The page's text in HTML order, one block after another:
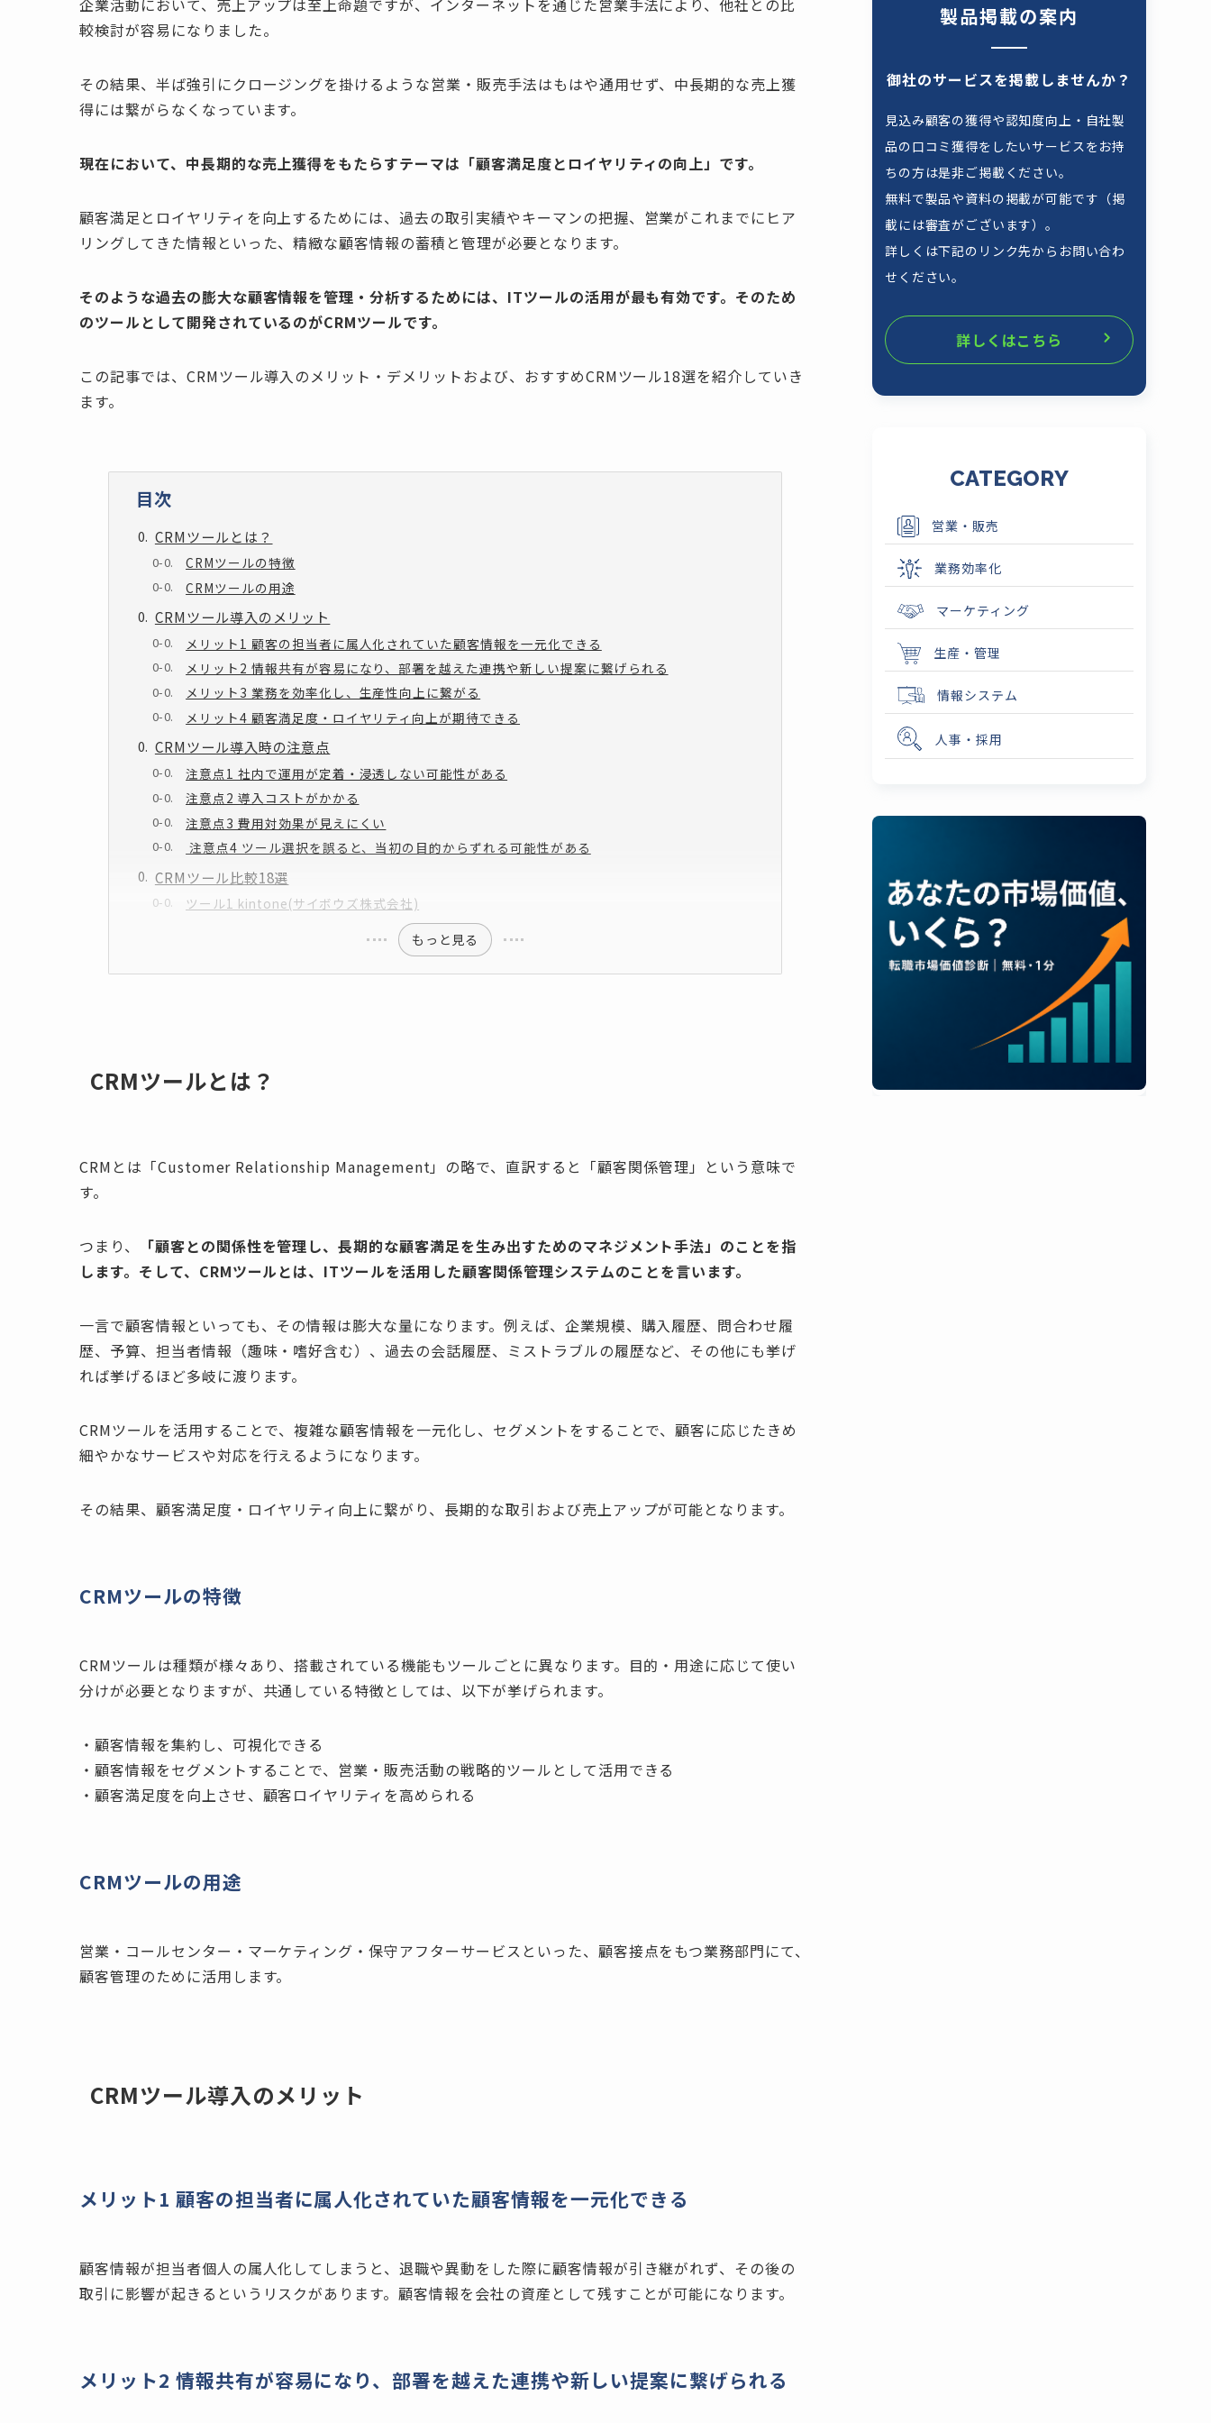
較検討が容易になりました。
その結果、半ば強引にクロージングを掛けるような営業・販売手法はもはや通用せず、中長期的な売上獲
得には繋がらなくなっています。
現在において、中長期的な売上獲得をもたらすテーマは「顧客満足度とロイヤリティの向上」です。
顧客満足とロイヤリティを向上するためには、過去の取引実績やキーマンの把握、営業がこれまでにヒア
リングしてきた情報といった、精緻な顧客情報の蓄積と管理が必要となります。
そのような過去の膨大な顧客情報を管理・分析するためには、ITツールの活用が最も有効です。そのため
のツールとして開発されているのがCRMツールです。
この記事では、CRMツール導入のメリット・デメリットおよび、おすすめCRMツール18選を紹介していき
ます。
目次
CRMツールとは？
CRMツールの特徴
CRMツールの用途
CRMツール導入のメリット
メリット1 顧客の担当者に属人化されていた顧客情報を一元化できる
メリット2 情報共有が容易になり、部署を越えた連携や新しい提案に繋げられる
メリット3 業務を効率化し、生産性向上に繋がる
メリット4 顧客満足度・ロイヤリティ向上が期待できる
CRMツール導入時の注意点
注意点1 社内で運用が定着・浸透しない可能性がある
注意点2 導入コストがかかる
注意点3 費用対効果が見えにくい
注意点4 ツール選択を誤ると、当初の目的からずれる可能性がある
CRMツール比較18選
ツール1 kintone(サイボウズ株式会社)
もっと見る
CRMツールとは？
CRMとは「Customer Relationship Management」の略で、直訳すると「顧客関係管理」という意味で
す。
つまり、
「顧客との関係性を管理し、長期的な顧客満足を生み出すためのマネジメント手法」のことを指
します。そして、CRMツールとは、ITツールを活用した顧客関係管理システムのことを言います。
一言で顧客情報といっても、その情報は膨大な量になります。例えば、企業規模、購入履歴、問合わせ履
歴、予算、担当者情報（趣味・嗜好含む）、過去の会話履歴、ミストラブルの履歴など、その他にも挙げ
れば挙げるほど多岐に渡ります。
CRMツールを活用することで、複雑な顧客情報を一元化し、セグメントをすることで、顧客に応じたきめ
細やかなサービスや対応を行えるようになります。
その結果、顧客満足度・ロイヤリティ向上に繋がり、長期的な取引および売上アップが可能となります。
CRMツールの特徴
CRMツールは種類が様々あり、搭載されている機能もツールごとに異なります。目的・用途に応じて使い
分けが必要となりますが、共通している特徴としては、以下が挙げられます。
・顧客情報を集約し、可視化できる
・顧客情報をセグメントすることで、営業・販売活動の戦略的ツールとして活用できる
・顧客満足度を向上させ、顧客ロイヤリティを高められる
CRMツールの用途
営業・コールセンター・マーケティング・保守アフターサービスといった、顧客接点をもつ業務部門にて、
顧客管理のために活用します。
CRMツール導入のメリット
メリット1 顧客の担当者に属人化されていた顧客情報を一元化できる
顧客情報が担当者個人の属人化してしまうと、退職や異動をした際に顧客情報が引き継がれず、その後の
取引に影響が起きるというリスクがあります。顧客情報を会社の資産として残すことが可能になります。
メリット2 情報共有が容易になり、部署を越えた連携や新しい提案に繋げられる
製品掲載の案内
御社のサービスを掲載しませんか？
見込み顧客の獲得や認知度向上・自社製
品の口コミ獲得をしたいサービスをお持
ちの方は是非ご掲載ください。
無料で製品や資料の掲載が可能です（掲
載には審査がございます）。
詳しくは下記のリンク先からお問い合わ
せください。
詳しくはこちら
CATEGORY
営業・販売
業務効率化
マーケティング
生産・管理
情報システム
人事・採用